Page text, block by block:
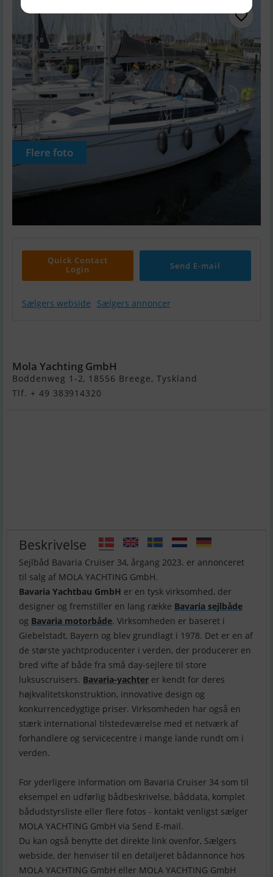
Flere foto
Quick Contact
Login
Send E-mail
Sælgers webside Sælgers annoncer
Mola Yachting GmbH
Boddenweg 1-2, 18556 Breege, Tyskland
Tlf. + 49 383914320
Beskrivelse
Sejlbåd Bavaria Cruiser 34, årgang 2023. er annonceret
Bavaria Yachtbau GmbH er en tysk virksomhed, der
designer og fremstiller en lang række Bavaria sejlbåde
og Bavaria motorbåde. Virksomheden er baseret i
Giebelstadt, Bayern og blev grundlagt i 1978. Det er en af
​​de største yachtproducenter i verden, der producerer en
bred vifte af både fra små day-sejlere til store
luksuscruisers. Bavaria-yachter er kendt for deres
højkvalitetskonstruktion, innovative design og
konkurrencedygtige priser. Virksomheden har også en
stærk international tilstedeværelse med et netværk af
forhandlere og servicecentre i mange lande rundt om i
verden.
For yderligere information om Bavaria Cruiser 34 som til
eksempel en udførlig bådbeskrivelse, båddata, komplet
bådudstyrsliste eller flere fotos - kontakt venligst sælger
MOLA YACHTING GmbH via Send E-mail.
Du kan også benytte det direkte link ovenfor, Sælgers
webside, der henviser til en detaljeret bådannonce hos
MOLA YACHTING GmbH eller MOLA YACHTING GmbH